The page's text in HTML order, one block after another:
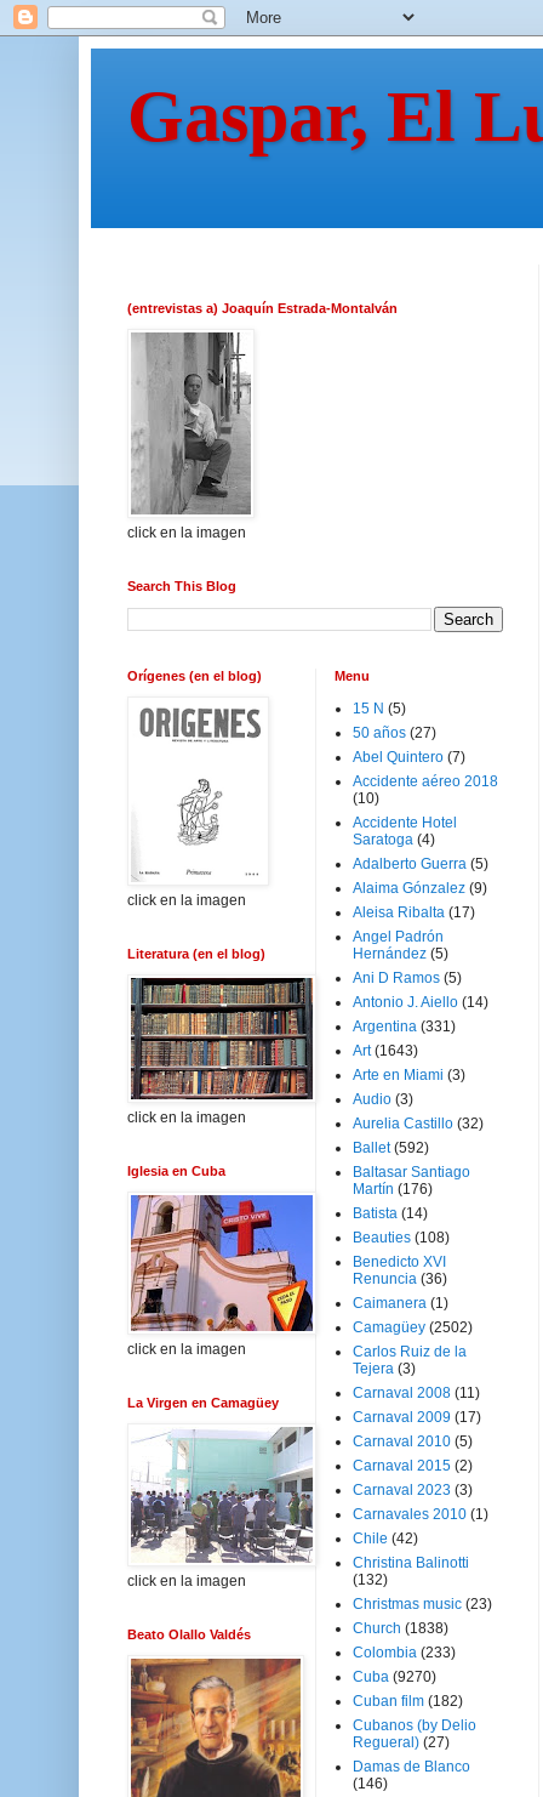
Gaspar, El
(entrevistas a) Joaquín Estrada-Montalván
click en la imagen
Search This Blog
Orígenes (en el blog)
click en la imagen
Literatura (en el blog)
click en la imagen
Iglesia en Cuba
click en la imagen
La Virgen en Camagüey
click en la imagen
Beato Olallo Valdés
Menu
15 N (5)
50 años (27)
Abel Quintero (7)
Accidente aéreo 2018
(10)
Accidente Hotel
Saratoga (4)
Adalberto Guerra (5)
Alaima Gónzalez (9)
Aleisa Ribalta (17)
Angel Padrón
Hernández (5)
Ani D Ramos (5)
Antonio J. Aiello (14)
Argentina (331)
Art (1643)
Arte en Miami (3)
Audio (3)
Aurelia Castillo (32)
Ballet (592)
Baltasar Santiago
Martín (176)
Batista (14)
Beauties (108)
Benedicto XVI
Renuncia (36)
Caimanera (1)
Camagüey (2502)
Carlos Ruiz de la
Tejera (3)
Carnaval 2008 (11)
Carnaval 2009 (17)
Carnaval 2010 (5)
Carnaval 2015 (2)
Carnaval 2023 (3)
Carnavales 2010 (1)
Chile (42)
Christina Balinotti
(132)
Christmas music (23)
Church (1838)
Colombia (233)
Cuba (9270)
Cuban film (182)
Cubanos (by Delio
Regueral) (27)
Damas de Blanco
(146)